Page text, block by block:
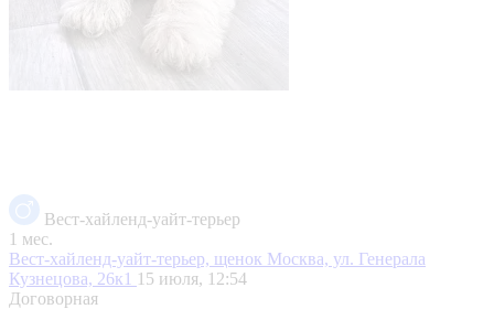
Вест-хайленд-уайт-терьер
1 мес.
Вест-хайленд-уайт-терьер, щенок Москва, ул. Генерала
Кузнецова, 26к1 15 июля, 12:54
Договорная